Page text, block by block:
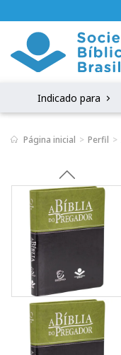
Indicado para
Página inicial Perfil